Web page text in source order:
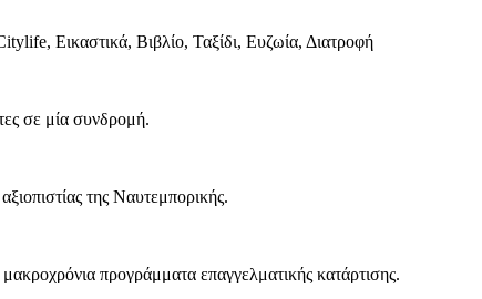
Εικαστικά, Βιβλίο, Ταξίδι, Ευζωία, Διατροφή
σε μία συνδρομή.
της Ναυτεμπορικής.
προγράμματα επαγγελματικής κατάρτισης.